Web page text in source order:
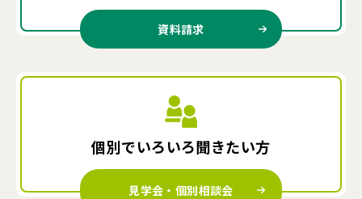
資料請求
個別でいろいろ聞きたい方
見学会・個別相談会